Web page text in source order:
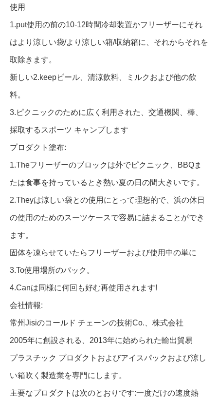
使用
1.put使用の前の10-12時間冷却装置かフリーザーにそれ
はより涼しい袋/より涼しい箱/収納箱に、それからそれを
取除きます。
新しい2.keepビール、清涼飲料、ミルクおよび他の飲
料。
3.ピクニックのために広く利用された、交通機関、棒、
採取するスポーツ キャンプします
プロダクト塗布:
1.Theフリーザーのブロックは外でピクニック、BBQま
たは食事を持っているとき熱い夏の日の間大きいです。
2.Theyは涼しい袋との使用にとって理想的で、浜の休日
の使用のためのスーツケースで容易に詰まることができ
ます。
固体を凍らせていたらフリーザーおよび使用中の単に
3.To使用場所のパック。
4.Canは同様に何回も好む再使用されます!
会社情報:
常州Jisiのコールド チェーンの技術Co.、株式会社
2005年に創設される、2013年に始められた輸出貿易
プラスチック プロダクトおよびアイスパックおよび涼し
い箱吹く製造業を専門にします。
主要なプロダクトは次のとおりです:一度だけの速度熱